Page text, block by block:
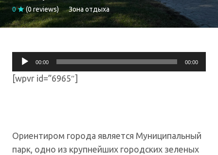
0 (0 reviews) Зона отдыха
Audio
Player
00:00 00:00
[wpvr id=”6965″]
Ориентиром города является Муниципальный
парк, одно из крупнейших городских зеленых